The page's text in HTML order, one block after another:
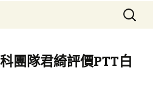
搜
尋
鍵
字:
團隊君綺評價PTT白